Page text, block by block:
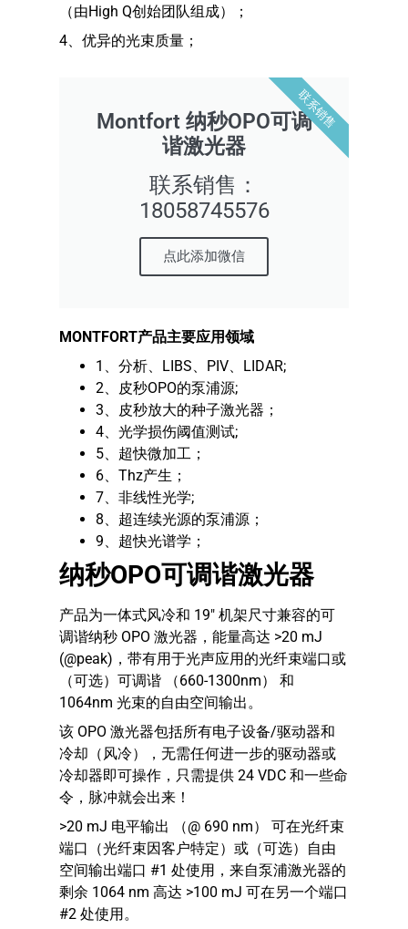
（由High Q创始团队组成）；
4、优异的光束质量；
Montfort 纳秒OPO可调
谐激光器
联系销售：
18058745576
点此添加微信
联系销售
MONTFORT产品主要应用领域
1、分析、LIBS、PIV、LIDAR;
2、皮秒OPO的泵浦源;
3、皮秒放大的种子激光器；
4、光学损伤阈值测试;
5、超快微加工；
6、Thz产生；
7、非线性光学;
8、超连续光源的泵浦源；
9、超快光谱学；
纳秒OPO可调谐激光器
产品为一体式风冷和 19″ 机架尺寸兼容的可
调谐纳秒 OPO 激光器，能量高达 >20 mJ
(@peak)，带有用于光声应用的光纤束端口或
（可选）可调谐 （660-1300nm） 和
1064nm 光束的自由空间输出。
该 OPO 激光器包括所有电子设备/驱动器和
冷却（风冷），无需任何进一步的驱动器或
冷却器即可操作，只需提供 24 VDC 和一些命
令，脉冲就会出来！
>20 mJ 电平输出 （@ 690 nm） 可在光纤束
端口（光纤束因客户特定）或（可选）自由
空间输出端口 #1 处使用，来自泵浦激光器的
剩余 1064 nm 高达 >100 mJ 可在另一个端口
#2 处使用。